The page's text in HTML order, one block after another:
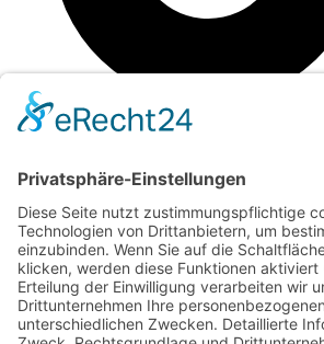
Impressum
© 2026 Medikom Pflegedienst | Alle Rechte
Home
Über uns
Leistungen
Grundpflege (§36 SGB XI)